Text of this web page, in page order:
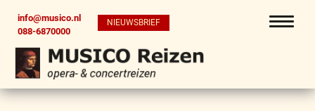
info@musico.nl
088-6870000
NIEUWSBRIEF